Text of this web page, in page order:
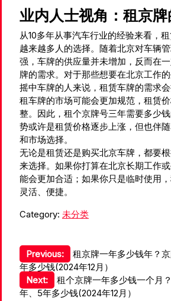
业内人士视角：租京
从10多年从事汽车行业的经验来看，
越来越多人的选择。随着北京对车辆
强，车牌的供应量并未增加，反而在
牌的需求。对于那些想要在北京工作
摇中车牌的人来说，租赁车牌的需求
租车牌的市场可能会更加规范，租赁
整。因此，租个京牌号三年需要多少
势或许是租赁价格逐步上涨，但也伴
和市场选择。
无论是租赁还是购买北京车牌，都要
来选择。如果你打算在北京长期工作
能会更加合适；如果你只是临时使用
灵活、便捷。
Category: 未分类
文
章
导
Previous:
租京牌一年多少钱年？
年多少钱(2024年12月）
Next:
租个京牌一年多少钱一个月
年、5年多少钱(2024年12月）